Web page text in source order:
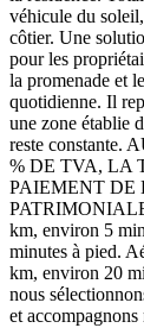
véhicule du
côtier. Une
pour les
la promenade et
quotidienne. Il
une zone établie
reste constante.
% DE TVA, LA
PAIEMENT DE
km, environ 5
minutes à pied.
km, environ 20
nous
et